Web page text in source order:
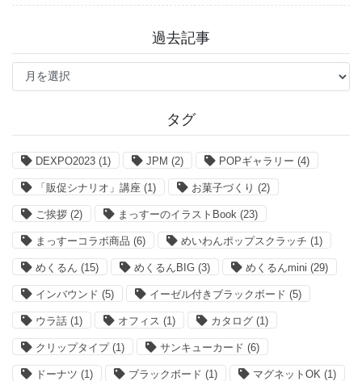
過去記事
過
記
タグ
DEXPO2023 (1) JPM (2) POPギャラリー (4)
「販促シナリオ」講座 (1) お菓子づくり (2)
ご挨拶 (2) まっすーのイラストBook (23)
まっすーコラボ商品 (6) めいわんポップスクラッチ (1)
めくるん (15) めくるんBIG (3) めくるんmini (29)
インバウンド (5) イーゼル付きブラックボード (5)
ウラ話 (1) オフィス (1) カタログ (1)
クリップタイプ(1) サンキューカード (6)
ドーナツ (1) ブラックボード (1) マグネットOK (1)